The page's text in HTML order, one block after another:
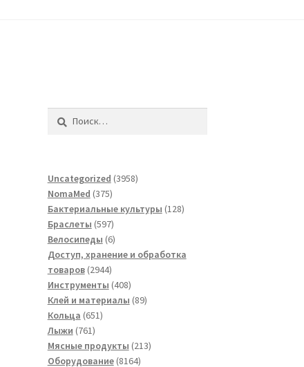
Uncategorized 39583958
NomaMed 375375
товаров
Бактериальные культуры 128128
Браслеты 597597
товаров
Велосипеды 66
товаров
Доступ, хранение и обработка
товаров 29442944
товара
Инструменты 408408
товаров
Клей и материалы 8989
Кольца 651651
Лыжи 761761
товар
Мясные продукты 213213
Оборудование 81648164